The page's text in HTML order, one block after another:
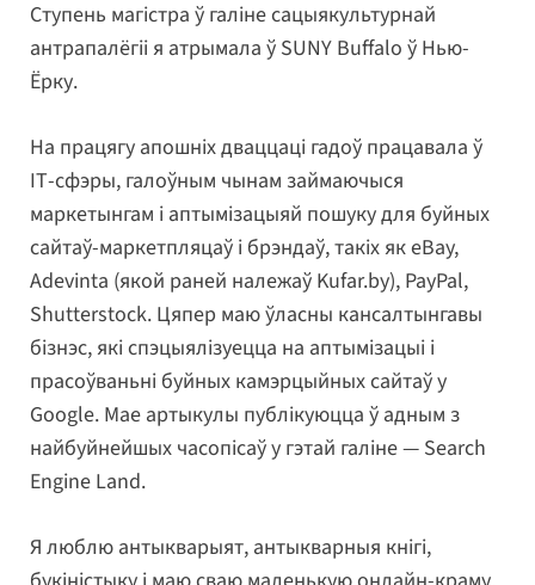
Ступень магістра ў галіне сацыякультурнай
антрапалёгіі я атрымала ў SUNY Buffalo ў Нью-
Ёрку.
На працягу апошніх дваццаці гадоў працавала ў
ІТ-сфэры, галоўным чынам займаючыся
маркетынгам і аптымізацыяй пошуку для буйных
сайтаў-маркетпляцаў і брэндаў, такіх як eBay,
Adevinta (якой раней належаў Kufar.by), PayPal,
Shutterstock. Цяпер маю ўласны кансалтынгавы
бізнэс, які спэцыялізуецца на аптымізацыі і
прасоўваньні буйных камэрцыйных сайтаў у
Google. Мае артыкулы публікуюцца ў адным з
найбуйнейшых часопісаў у гэтай галіне — Search
Engine Land.
Я люблю антыкварыят, антыкварныя кнігі,